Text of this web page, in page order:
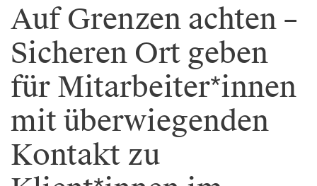
Auf Grenzen achten –
Sicheren Ort geben
für Mitarbeiter*innen
mit überwiegenden
Kontakt zu